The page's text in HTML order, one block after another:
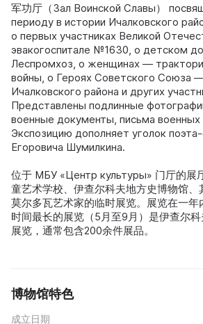
军功厅（Зал Воинской Славы）
периоду в истории Ичалковского
о первых участниках Великой
эвакогоспитале №1630, о детском
Леспромхоз, о женщинах —
войны, о Героях Советского Союза
Ичалковского района и других
Представлены подлинные
военные документы, письма военных
Экспозицию дополняет уголок
Егоровича Шумилкина.
位于 МБУ «Центр культуры» 门厅的展
童艺术学校、伊查尔科夫地方史博物馆、
莫尔多瓦艺术家的临时展览。展览在一
时间最长的展览（5月至9月）是伊查尔
展览，通常包含200余件展品。
博物馆特色
成立日期